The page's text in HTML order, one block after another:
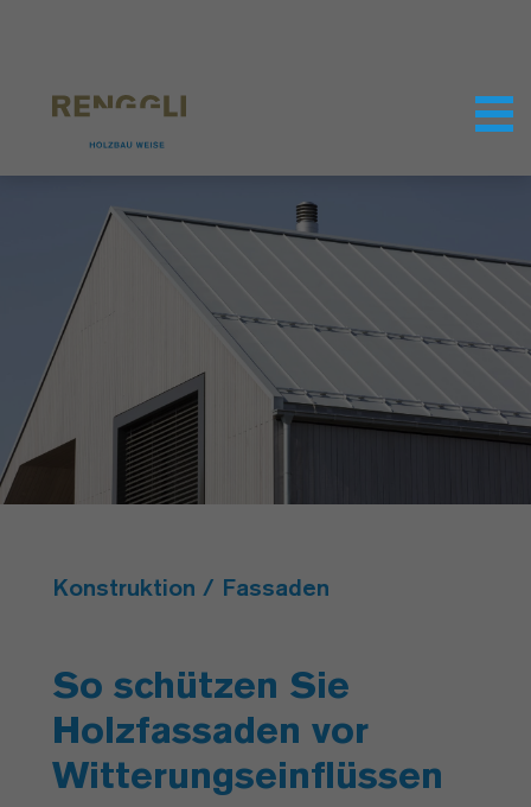
Konstruktion / Fassaden
So schützen Sie
Holzfassaden vor
Witterungseinflüssen